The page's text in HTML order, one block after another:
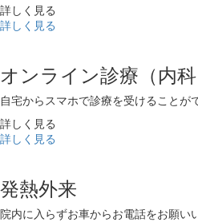
詳しく見る
詳しく見る
オンライン診療（内科
自宅からスマホで診療を受けること
詳しく見る
詳しく見る
発熱外来
院内に入らずお車からお電話をお願